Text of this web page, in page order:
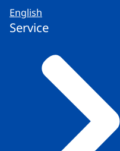
English
Service